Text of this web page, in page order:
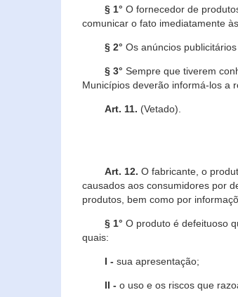
§ 1° O fornecedor de
comunicar o fato imediatamente
§ 2° Os anúncios
§ 3° Sempre que tiverem
Municípios deverão informá-los a
Art. 11. (Vetado).
Art. 12. O fabricante, o
causados aos consumidores por
produtos, bem como por
§ 1° O produto é defeituoso
quais:
I - sua apresentação;
II - o uso e os riscos que